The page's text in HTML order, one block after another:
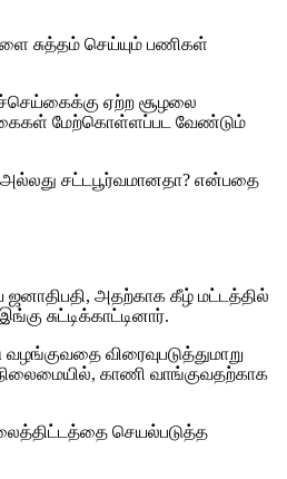
சுத்தம் செய்யும் பணிகள்
ஏற்ற சூழலை
மேற்கொள்ளப்பட வேண்டும்
அல்லது சட்டபூர்வமானதா? என்பதை
அதற்காக கீழ் மட்டத்தில்
சுட்டிக்காட்டினார்.
விரைவுபடுத்துமாறு
காணி வாங்குவதற்காக
செயல்படுத்த